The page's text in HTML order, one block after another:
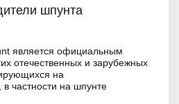
шпунта
является официальным
отечественных и зарубежных
на
в частности на шпунте